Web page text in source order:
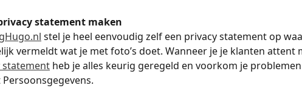
statement maken
stel je heel eenvoudig zelf een privacy statement op
vermeldt wat je met foto’s doet. Wanneer je je klanten attent
statement heb je alles keurig geregeld en voorkom je